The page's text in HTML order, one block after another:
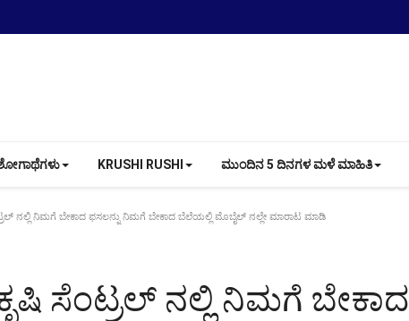
KRUSHI RUSHI ಮುಂದಿನ 5 ದಿನಗಳ ಮಳೆ ಮಾಹಿತಿ
ನಲ್ಲಿ ನಿಮಗೆ ಬೇಕಾದ ಫಸಲನ್ನು ನಿಮಗೆ ಬೇಕಾದ ಬೆಲೆಯಲ್ಲಿ ಮೊಬೈಲ್ ನಲ್ಲೇ ಮಾರಾಟ ಮಾಡಿ
ಸೆಂಟ್ರಲ್ ನಲ್ಲಿ ನಿಮಗೆ ಬೇಕಾದ